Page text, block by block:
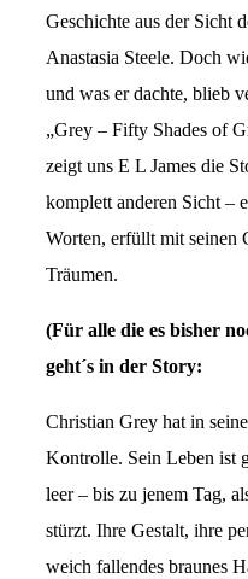
Geschichte aus der Sicht
Anastasia Steele. Doch
und was er dachte, blieb
„Grey – Fifty Shades of
zeigt uns E L James die
komplett anderen Sicht –
Worten, erfüllt mit seinen
Träumen.
(Für alle die es bisher
geht´s in der Story:
Christian Grey hat in
Kontrolle. Sein Leben ist
leer – bis zu jenem Tag,
stürzt. Ihre Gestalt, ihre
weich fallendes braunes